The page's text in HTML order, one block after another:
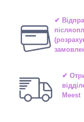
✔
✔
Meest